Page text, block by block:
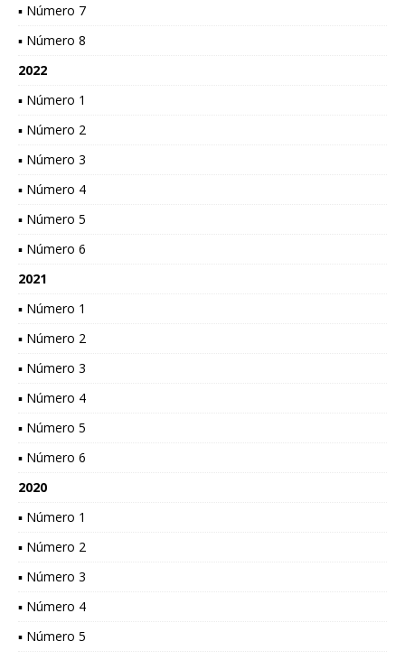
▪ Número 7
▪ Número 8
2022
▪ Número 1
▪ Número 2
▪ Número 3
▪ Número 4
▪ Número 5
▪ Número 6
2021
▪ Número 1
▪ Número 2
▪ Número 3
▪ Número 4
▪ Número 5
▪ Número 6
2020
▪ Número 1
▪ Número 2
▪ Número 3
▪ Número 4
▪ Número 5